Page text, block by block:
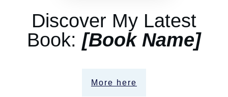
Discover My Latest
Book: [Book Name]
More here